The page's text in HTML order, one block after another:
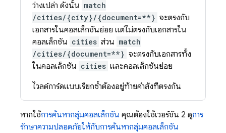
ว่างเปล่า ดังนั้น match
/cities/{city}/{document=**} จะตรงกับ
เอกสารในคอลเล็กชันย่อย แต่ไม่ตรงกับเอกสารใน
คอลเล็กชัน cities ส่วน match
/cities/{document=**} จะตรงกับเอกสารทั้ง
ในคอลเล็กชัน cities และคอลเล็กชันย่อย
ไวลด์การ์ดแบบเรียกซ้ำต้องอยู่ท้ายคำสั่งที่ตรงกัน
หากใช้การค้นหากลุ่มคอลเล็กชัน คุณต้องใช้เวอร์ชัน 2 ดูการ
รักษาความปลอดภัยให้กับการค้นหากลุ่มคอลเล็กชัน